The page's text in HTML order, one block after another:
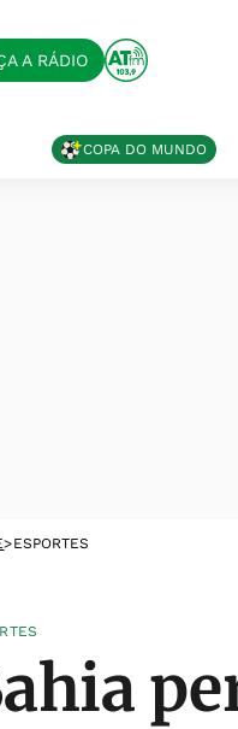
A RÁDIO
COPA DO MUNDO
>ESPORTES